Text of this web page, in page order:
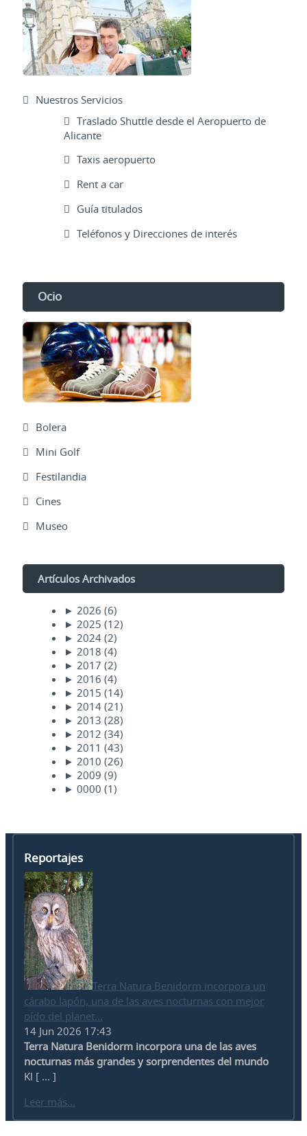
Nuestros Servicios
Traslado Shuttle desde el Aeropuerto de
Alicante
Taxis aeropuerto
Rent a car
Guía titulados
Teléfonos y Direcciones de interés
Ocio
Bolera
Mini Golf
Festilandia
Cines
Museo
Artículos Archivados
► 2026 (6)
► 2025 (12)
► 2024 (2)
► 2018 (4)
► 2017 (2)
► 2016 (4)
► 2015 (14)
► 2014 (21)
► 2013 (28)
► 2012 (34)
► 2011 (43)
► 2010 (26)
► 2009 (9)
► 0000 (1)
Reportajes
Terra Natura Benidorm incorpora un
cárabo lapón, una de las aves nocturnas con mejor
oído del planet...
14 Jun 2026 17:43
Terra Natura Benidorm incorpora una de las aves
nocturnas más grandes y sorprendentes del mundo
Kl [ ... ]
Leer más...